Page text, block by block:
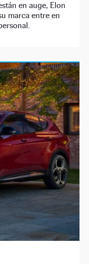
en auge, Elon
marca entre en